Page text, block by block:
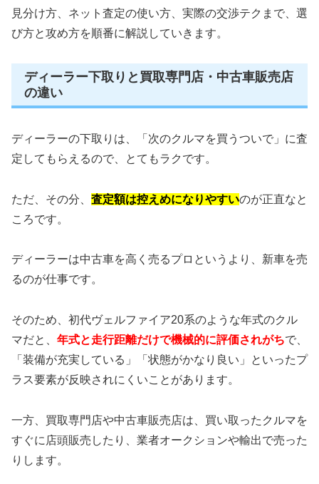
見分け方、ネット査定の使い方、実際の交渉テクまで、選
び方と攻め方を順番に解説していきます。
ディーラー下取りと買取専門店・中古車販売店
の違い
ディーラーの下取りは、「次のクルマを買うついで」に査
定してもらえるので、とてもラクです。
ただ、その分、 査定額は控えめになりやすいのが正直なと
ころです。
ディーラーは中古車を高く売るプロというより、新車を売
るのが仕事です。
そのため、初代ヴェルファイア20系のような年式のクル
マだと、 年式と走行距離だけで機械的に評価されがちで、
「装備が充実している」「状態がかなり良い」といったプ
ラス要素が反映されにくいことがあります。
一方、買取専門店や中古車販売店は、買い取ったクルマを
すぐに店頭販売したり、業者オークションや輸出で売った
りします。